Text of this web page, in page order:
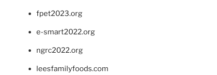
fpet2023.org
e-smart2022.org
ngrc2022.org
leesfamilyfoods.com